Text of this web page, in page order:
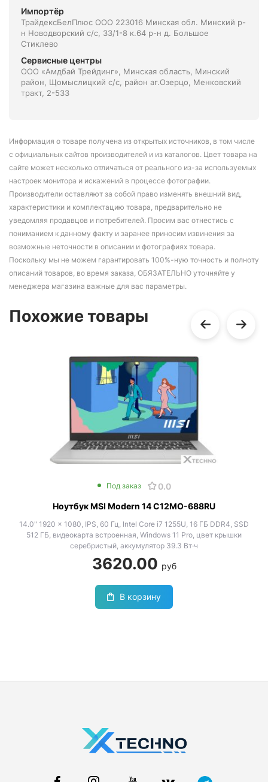
Импортёр
ТрайдексБелПлюс ООО 223016 Минская обл. Минский р-
н Новодворский с/с, 33/1-8 к.64 р-н д. Большое
Стиклево
Сервисные центры
ООО «Амдбай Трейдинг», Минская область, Минский
район, Щомыслицкий с/с, район аг.Озерцо, Менковский
тракт, 2-533
Информация о товаре получена из открытых источников, в том числе
с официальных сайтов производителей и из каталогов. Цвет товара на
сайте может несколько отличаться от реального из-за используемых
настроек монитора и искажений в процессе фотографии.
Производители оставляют за собой право изменять внешний вид,
характеристики и комплектацию товара, предварительно не
уведомляя продавцов и потребителей. Просим вас отнестись с
пониманием к данному факту и заранее приносим извинения за
возможные неточности в описании и фотографиях товара.
Поскольку мы не можем гарантировать 100%-ную точность и полноту
описаний товаров, во время заказа, ОБЯЗАТЕЛЬНО уточняйте у
менеджера магазина важные для вас параметры.
Похожие товары
Под заказ
0.0
Ноутбук MSI Modern 14 C12MO-688RU
14.0" 1920 x 1080, IPS, 60 Гц, Intel Core i7 1255U, 16 ГБ DDR4, SSD
512 ГБ, видеокарта встроенная, Windows 11 Pro, цвет крышки
серебристый, аккумулятор 39.3 Вт·ч
3620.00 руб
В корзину